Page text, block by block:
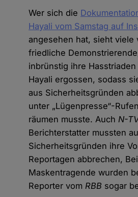
Wer sich die
Hayali vom Samstag auf
angesehen hat, sieht viele
friedliche
inbrünstig ihre Hasstriaden
Hayali ergossen, sodass
aus Sicherheitsgründen
unter „Lügenpresse“-
räumen musste. AuchN-
Berichterstatter mussten
Sicherheitsgründen ihre
Reportagen abbrechen,
Maskentragende wurden
Reporter vomRBB sogar